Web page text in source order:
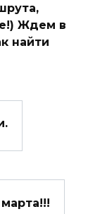
Ждем в
найти